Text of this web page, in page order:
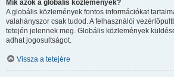
Mik azok a globális közlemények?
A globális közlemények fontos információkat
valahányszor csak tudod. A felhasználói
tetején jelennek meg. Globális közlemények
adhat jogosultságot.
Vissza a tetejére